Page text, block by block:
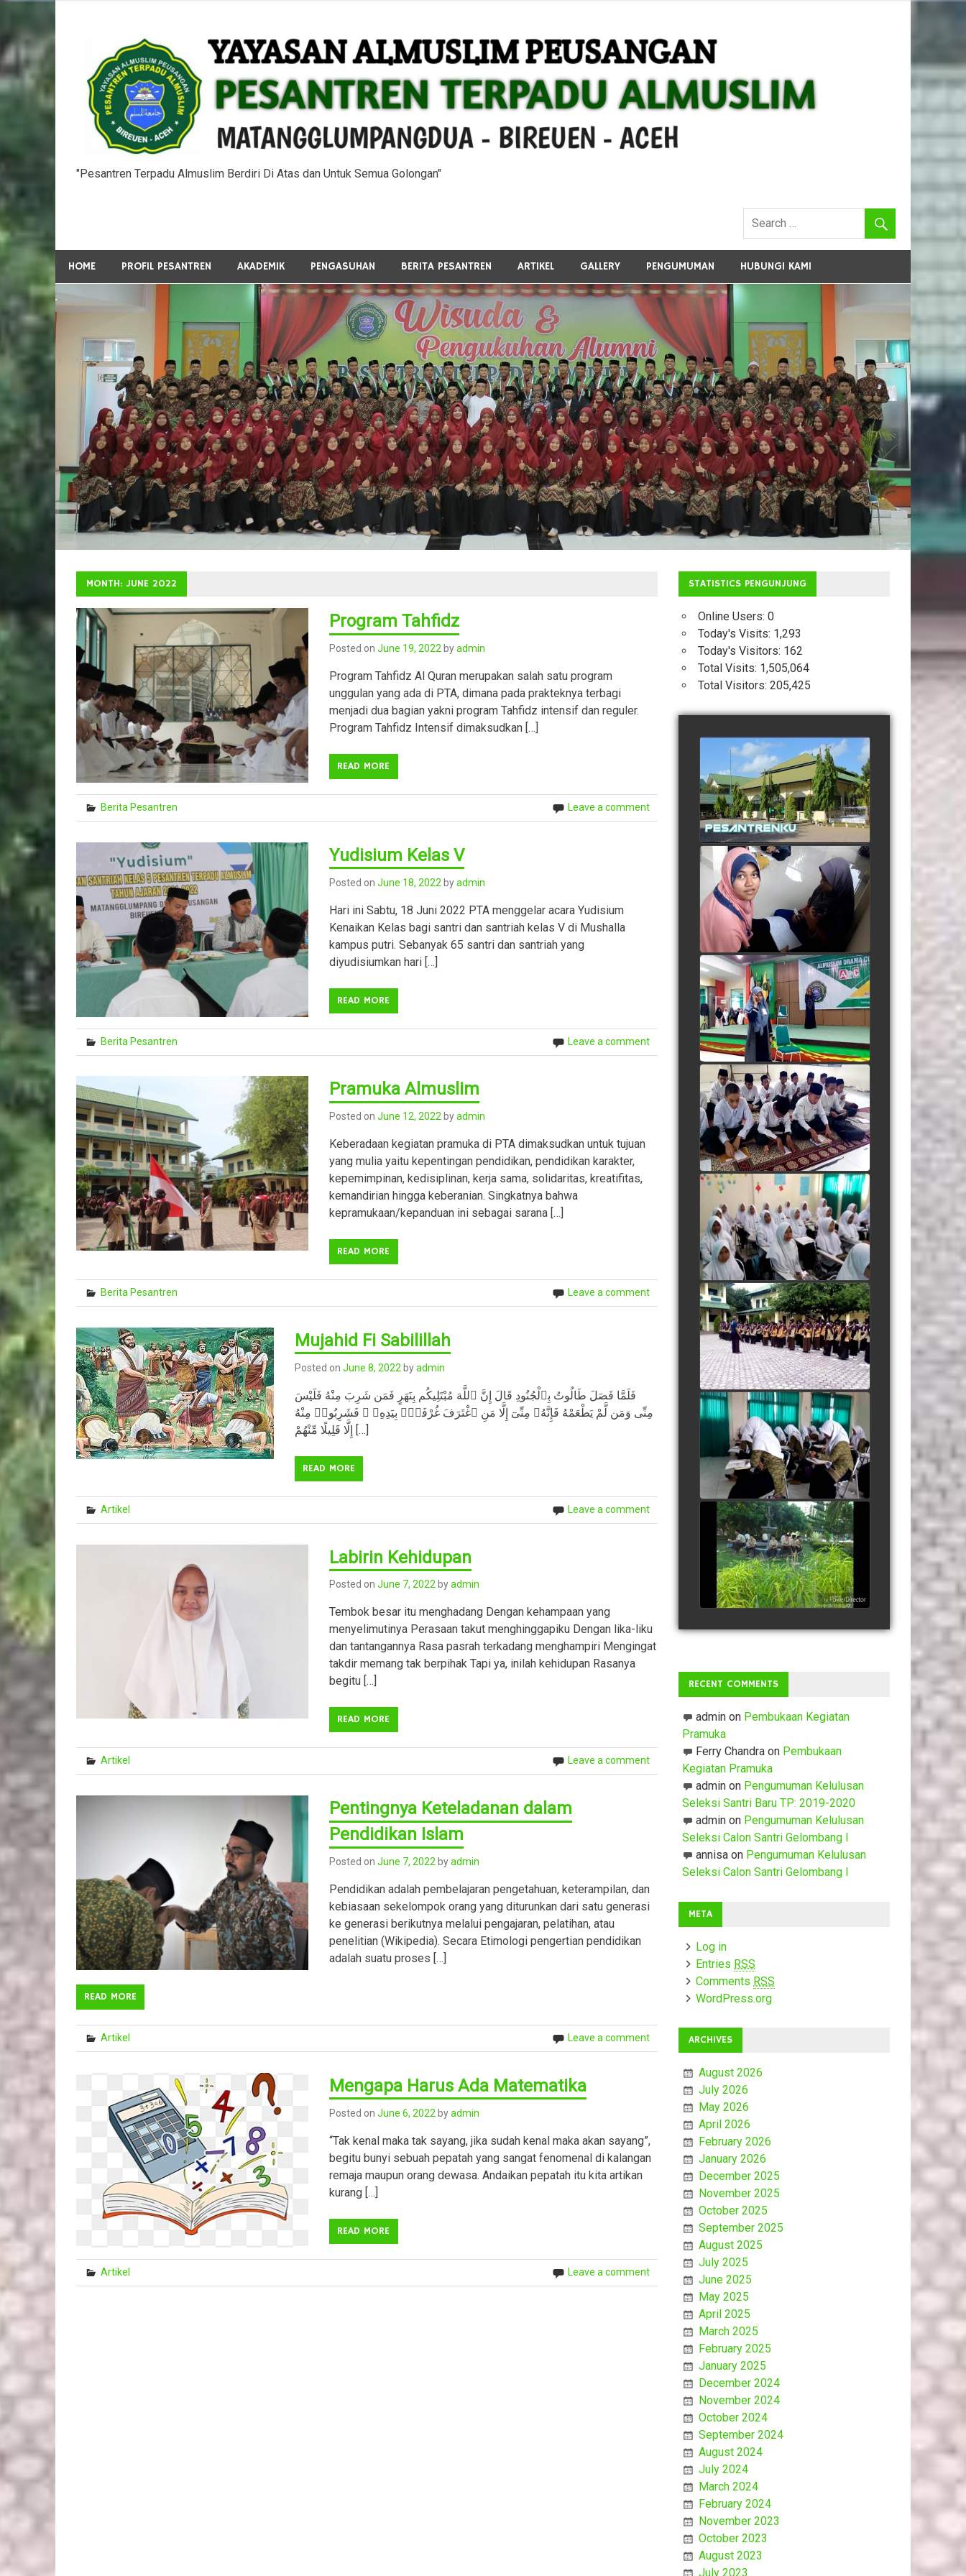
"Pesantren Terpadu Almuslim Berdiri Di Atas dan Untuk Semua Golongan"
HOME PROFIL PESANTREN AKADEMIK PENGASUHAN BERITA PESANTREN ARTIKEL GALLERY PENGUMUMAN HUBUNGI KAMI
MONTH: JUNE 2022
Program Tahfidz
Posted onJune 19, 2022 byadmin
Program Tahfidz Al Quran merupakan salah satu program
unggulan yang ada di PTA, dimana pada prakteknya terbagi
menjadi dua bagian yakni program Tahfidz intensif dan reguler.
Program Tahfidz Intensif dimaksudkan […]
READ MORE
Berita Pesantren Leave a comment
Yudisium Kelas V
Posted onJune 18, 2022 byadmin
Hari ini Sabtu, 18 Juni 2022 PTA menggelar acara Yudisium
Kenaikan Kelas bagi santri dan santriah kelas V di Mushalla
kampus putri. Sebanyak 65 santri dan santriah yang
diyudisiumkan hari […]
READ MORE
Berita Pesantren Leave a comment
Pramuka Almuslim
Posted onJune 12, 2022 byadmin
Keberadaan kegiatan pramuka di PTA dimaksudkan untuk tujuan
yang mulia yaitu kepentingan pendidikan, pendidikan karakter,
kepemimpinan, kedisiplinan, kerja sama, solidaritas, kreatifitas,
kemandirian hingga keberanian. Singkatnya bahwa
kepramukaan/kepanduan ini sebagai sarana […]
READ MORE
Berita Pesantren Leave a comment
Mujahid Fi Sabilillah
Posted on June 8, 2022 byadmin
فَلَمَّا فَصَلَ طَالُوتُ بِٱلْجُنُودِ قَالَ إِنَّ ٱللَّهَ مُبْتَلِيكُم بِنَهَرٍ فَمَن شَرِبَ مِنْهُ فَلَيْسَ
مِنِّى وَمَن لَّمْ يَطْعَمْهُ فَإِنَّهُۥ مِنِّىٓ إِلَّا مَنِ ٱغْتَرَفَ غُرْفَةًۢ بِيَدِهِۦ ۚ فَشَرِبُوا۟ مِنْهُ
إِلَّا قَلِيلًا مِّنْهُمْ […]
READ MORE
Artikel Leave a comment
Labirin Kehidupan
Posted onJune 7, 2022 byadmin
Tembok besar itu menghadang Dengan kehampaan yang
menyelimutinya Perasaan takut menghinggapiku Dengan lika-liku
dan tantangannya Rasa pasrah terkadang menghampiri Mengingat
takdir memang tak berpihak Tapi ya, inilah kehidupan Rasanya
begitu […]
READ MORE
Artikel Leave a comment
Pentingnya Keteladanan dalam
Pendidikan Islam
Posted onJune 7, 2022 byadmin
Pendidikan adalah pembelajaran pengetahuan, keterampilan, dan
kebiasaan sekelompok orang yang diturunkan dari satu generasi
ke generasi berikutnya melalui pengajaran, pelatihan, atau
penelitian (Wikipedia). Secara Etimologi pengertian pendidikan
adalah suatu proses […]
READ MORE
Artikel Leave a comment
Mengapa Harus Ada Matematika
Posted onJune 6, 2022 byadmin
“Tak kenal maka tak sayang, jika sudah kenal maka akan sayang”,
begitu bunyi sebuah pepatah yang sangat fenomenal di kalangan
remaja maupun orang dewasa. Andaikan pepatah itu kita artikan
kurang […]
READ MORE
Artikel Leave a comment
STATISTICS PENGUNJUNG
Online Users: 0
Today's Visits: 1,293
Today's Visitors: 162
Total Visits: 1,505,064
Total Visitors: 205,425
Profil Pesantren Terpadu
Almuslim Peusangan
watch video
Suasana Belajar Mandiri
Menjelang Ujian Semester
watch video
Adegan Santri Drama
Bahasa Inggris
watch video
Listening "Save Me From
Myself"
watch video
Berdendang Ria dengan
Dhamir
watch video
Yel yel Salam Pramuka
AlMuslim
watch video
Kidung Santri dipagi hari
watch video
People Are Awesome
watch video
RECENT COMMENTS
adminon Pembukaan Kegiatan
Pramuka
Ferry Chandraon Pembukaan
Kegiatan Pramuka
adminon Pengumuman Kelulusan
Seleksi Santri Baru TP: 2019-2020
adminon Pengumuman Kelulusan
Seleksi Calon Santri Gelombang I
annisaon Pengumuman Kelulusan
Seleksi Calon Santri Gelombang I
META
Log in
Entries RSS
Comments RSS
WordPress.org
ARCHIVES
August 2026
July 2026
May 2026
April 2026
February 2026
January 2026
December 2025
November 2025
October 2025
September 2025
August 2025
July 2025
June 2025
May 2025
April 2025
March 2025
February 2025
January 2025
December 2024
November 2024
October 2024
September 2024
August 2024
July 2024
March 2024
February 2024
November 2023
October 2023
August 2023
July 2023